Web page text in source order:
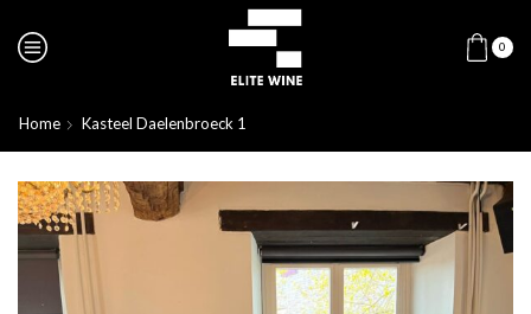
0
Home Kasteel Daelenbroeck 1